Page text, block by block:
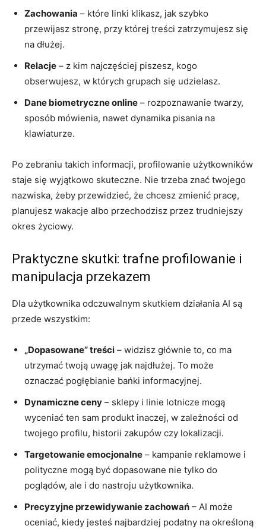
Zachowania – które linki klikasz, jak szybko
przewijasz stronę, przy której treści zatrzymujesz się
na dłużej.
Relacje – z kim najczęściej piszesz, kogo
obserwujesz, w których grupach się udzielasz.
Dane biometryczne online – rozpoznawanie twarzy,
sposób mówienia, nawet dynamika pisania na
klawiaturze.
Po zebraniu takich informacji, profilowanie użytkowników
staje się wyjątkowo skuteczne. Nie trzeba znać twojego
nazwiska, żeby przewidzieć, że chcesz zmienić pracę,
planujesz wakacje albo przechodzisz przez trudniejszy
okres życiowy.
Praktyczne skutki: trafne profilowanie i
manipulacja przekazem
Dla użytkownika odczuwalnym skutkiem działania AI są
przede wszystkim:
„Dopasowane” treści – widzisz głównie to, co ma
utrzymać twoją uwagę jak najdłużej. To może
oznaczać pogłębianie bańki informacyjnej.
Dynamiczne ceny – sklepy i linie lotnicze mogą
wyceniać ten sam produkt inaczej, w zależności od
twojego profilu, historii zakupów czy lokalizacji.
Targetowanie emocjonalne – kampanie reklamowe i
polityczne mogą być dopasowane nie tylko do
poglądów, ale i do nastroju użytkownika.
Precyzyjne przewidywanie zachowań – AI może
oceniać, kiedy jesteś najbardziej podatny na określoną